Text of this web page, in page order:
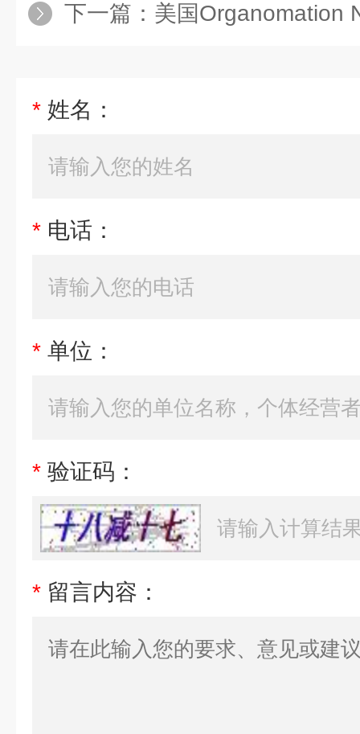
下一篇： 美国Organomation
* 姓名：
* 电话：
* 单位：
* 验证码：
* 留言内容：